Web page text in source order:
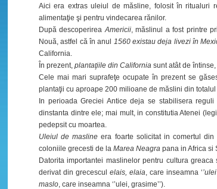
Aici era extras uleiul de măsline, folosit în ritualuri
alimentaţie şi pentru vindecarea rănilor.
După descoperireaAmericii, măslinul a fost printre
Nouă, astfel că în anul 1560 existau deja livezi în
California.
În prezent, plantaţiile din California sunt atât de
Cele mai mari suprafeţe ocupate în prezent se
plantaţii cu aproape 200 milioane de măslini din
In perioada Greciei Antice deja se stabilisera
dinstanta dintre ele; mai mult, in constitutia Atenei
pedepsit cu moartea.
Uleiul de masline era foarte solicitat in comertul
coloniile grecesti de la Marea Neagra pana in Africa si
Datorita importantei maslinelor pentru cultura
derivat din grecescul elais, elaia, care inseamna ‘
maslo, care inseamna ‘’ulei, grasime’’).